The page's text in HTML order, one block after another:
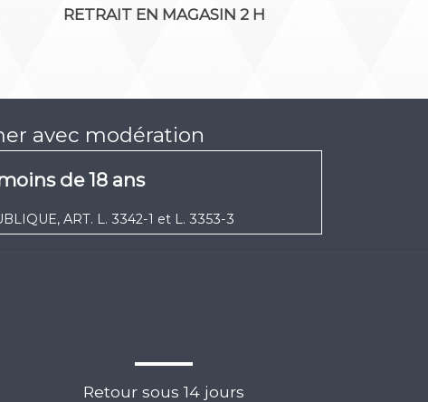
RETRAIT EN MAGASIN 2 H
avec modération
de 18 ans
ART. L. 3342-1 et L. 3353-3
Retour sous 14 jours